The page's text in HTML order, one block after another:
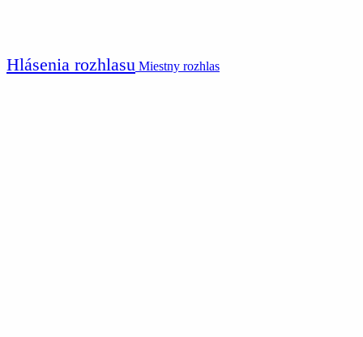
Hlásenia rozhlasu Miestny rozhlas